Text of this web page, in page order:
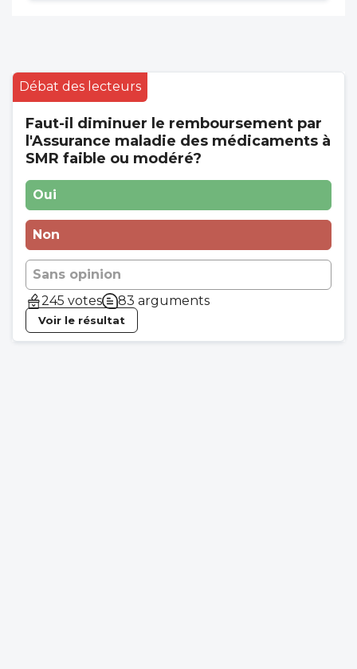
Débat des lecteurs
Faut-il diminuer le remboursement par
l'Assurance maladie des médicaments à
SMR faible ou modéré?
Oui
Non
Sans opinion
245 votes
83 arguments
Voir le résultat